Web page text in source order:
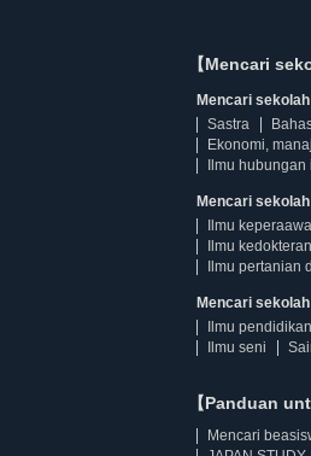
【Mencari
Mencari
Sastra
Ekonomi,
Ilmu
Mencari
Ilmu
Ilmu
Ilmu pertanian
Mencari
Ilmu
Ilmu seni
【Panduan
Mencari